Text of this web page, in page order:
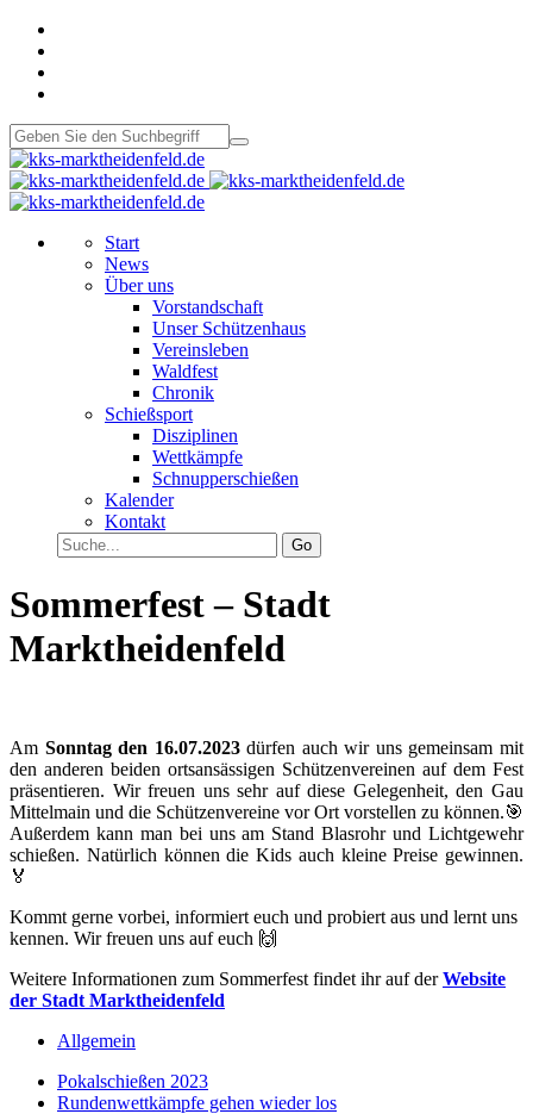
Start
News
Über uns
Vorstandschaft
Unser Schützenhaus
Vereinsleben
Waldfest
Chronik
Schießsport
Disziplinen
Wettkämpfe
Schnupperschießen
Kalender
Kontakt
Go
Sommerfest – Stadt
Marktheidenfeld
Am Sonntag den 16.07.2023dürfen auch wir uns gemeinsam mit
den anderen beiden ortsansässigen Schützenvereinen auf dem Fest
präsentieren. Wir freuen uns sehr auf diese Gelegenheit, den Gau
Mittelmain und die Schützenvereine vor Ort vorstellen zu können.🎯
Außerdem kann man bei uns am Stand Blasrohr und Lichtgewehr
schießen. Natürlich können die Kids auch kleine Preise gewinnen.
🏅
Kommt gerne vorbei, informiert euch und probiert aus und lernt uns
kennen. Wir freuen uns auf euch 🙌
Weitere Informationen zum Sommerfest findet ihr auf der Website
der Stadt Marktheidenfeld
Allgemein
Pokalschießen 2023
Rundenwettkämpfe gehen wieder los